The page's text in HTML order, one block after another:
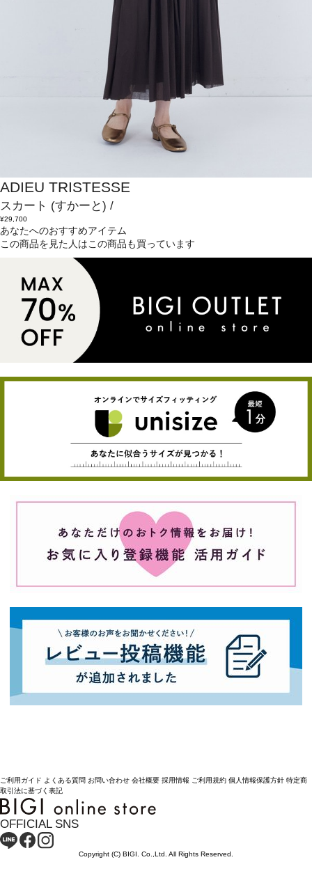
ADIEU TRISTESSE
スカート (すかーと) /
¥29,700
あなたへのおすすめアイテム
この商品を見た人はこの商品も買っています
ご利用ガイド よくある質問 お問い合わせ 会社概要 採用情報 ご利用規約 個人情報保護方針 特定商
取引法に基づく表記
OFFICIAL SNS
Copyright (C) BIGI. Co.,Ltd. All Rights Reserved.